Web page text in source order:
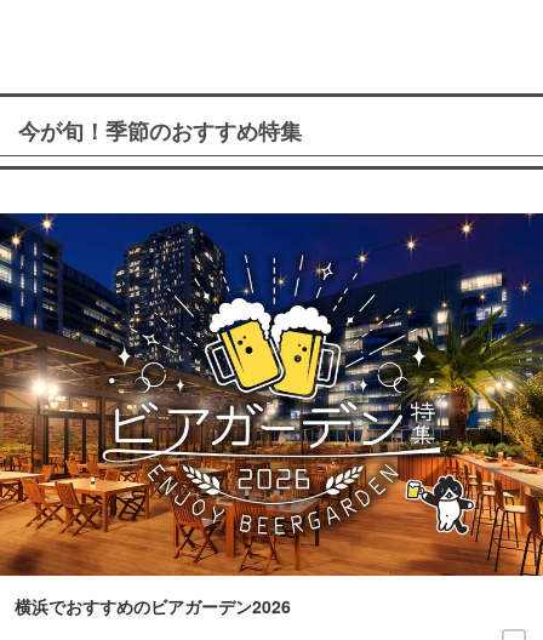
今が旬！季節のおすすめ特集
横浜でおすすめのビアガーデン2026